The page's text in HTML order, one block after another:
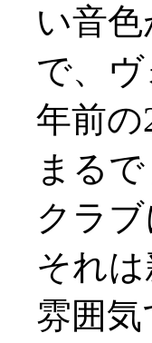
い音
で、
年前の
まるで
クラブ
それ
雰囲気